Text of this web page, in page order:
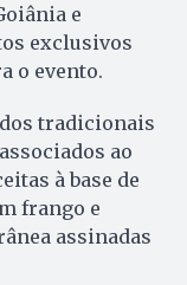
e
exclusivos
o evento.
tradicionais
ao
à base de
frango e
assinadas